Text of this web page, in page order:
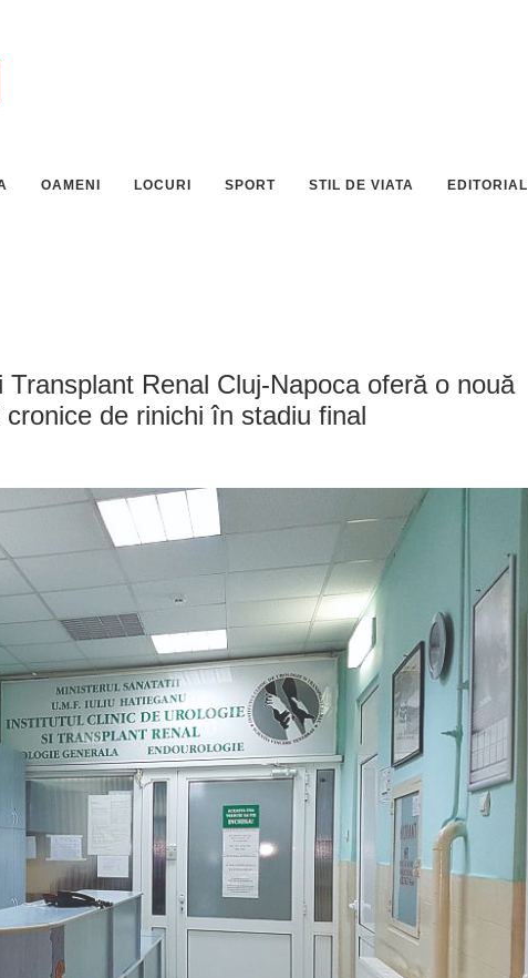
OAMENI LOCURI SPORT STIL DE VIATA EDITORIAL
Renal Cluj-Napoca oferă o nouă
de rinichi în stadiu final